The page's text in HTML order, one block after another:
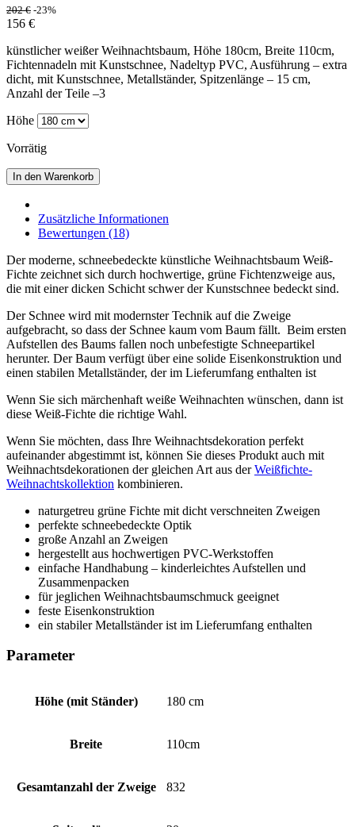
202€ -23%
156 €
künstlicher weißer Weihnachtsbaum, Höhe 180cm, Breite 110cm,
Fichtennadeln mit Kunstschnee, Nadeltyp PVC, Ausführung – extra
dicht, mit Kunstschnee, Metallständer, Spitzenlänge – 15 cm,
Anzahl der Teile –3
Höhe
Vorrätig
In den Warenkorb
Zusätzliche Informationen
Bewertungen (18)
Der moderne, schneebedeckte künstliche Weihnachtsbaum Weiß-
Fichte zeichnet sich durch hochwertige, grüne Fichtenzweige aus,
die mit einer dicken Schicht schwer der Kunstschnee bedeckt sind.
Der Schnee wird mit modernster Technik auf die Zweige
aufgebracht, so dass der Schnee kaum vom Baum fällt. Beim ersten
Aufstellen des Baums fallen noch unbefestigte Schneepartikel
herunter. Der Baum verfügt über eine solide Eisenkonstruktion und
einen stabilen Metallständer, der im Lieferumfang enthalten ist
Wenn Sie sich märchenhaft weiße Weihnachten wünschen, dann ist
diese Weiß-Fichte die richtige Wahl.
Wenn Sie möchten, dass Ihre Weihnachtsdekoration perfekt
aufeinander abgestimmt ist, können Sie dieses Produkt auch mit
Weihnachtsdekorationen der gleichen Art aus derWeißfichte-
Weihnachtskollektion kombinieren.
naturgetreu grüne Fichte mit dicht verschneiten Zweigen
perfekte schneebedeckte Optik
große Anzahl an Zweigen
hergestellt aus hochwertigen PVC-Werkstoffen
einfache Handhabung – kinderleichtes Aufstellen und
Zusammenpacken
für jeglichen Weihnachtsbaumschmuck geeignet
feste Eisenkonstruktion
ein stabiler Metallständer ist im Lieferumfang enthalten
Parameter
Höhe (mit Ständer) 180 cm
Breite 110cm
Gesamtanzahl der Zweige 832